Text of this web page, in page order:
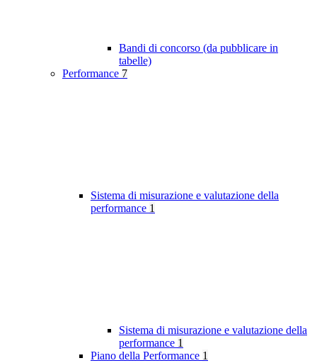
Bandi di concorso (da pubblicare in
tabelle)
Performance 7
Sistema di misurazione e valutazione della
performance 1
Sistema di misurazione e valutazione della
performance 1
Piano della Performance 1